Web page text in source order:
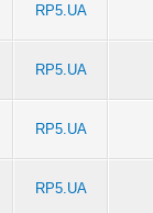
RP5.UA
RP5.UA
RP5.UA
RP5.UA